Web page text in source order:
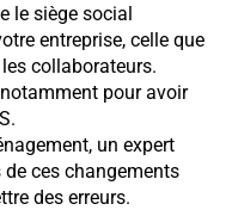
le siège social
entreprise, celle que
collaborateurs.
pour avoir
un expert
ces changements
des erreurs.